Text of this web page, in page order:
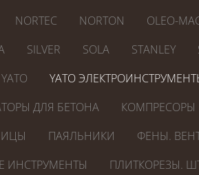
NORTEC NORTON OLEO-
SILVER SOLA STANLEY
YATO
YATO
ДЛЯ БЕТОНА
КОМПРЕСОРЫ
ПАЯЛЬНИКИ
ФЕНЫ.
ИНСТРУМЕНТЫ
ПЛИТКОРЕЗЫ.